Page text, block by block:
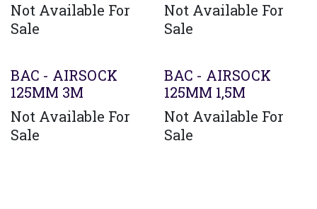
Not Available For
Sale
Not Available For
Sale
BAC - AIRSOCK
125MM 3M
Not Available For
Sale
BAC - AIRSOCK
125MM 1,5M
Not Available For
Sale